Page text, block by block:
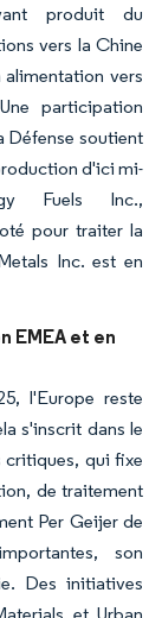
produit du
vers la Chine
vers
participation
Défense soutient
d'ici mi-
Fuels Inc.,
pour traiter la
Inc. est en
EMEA et en
l'Europe reste
s'inscrit dans le
critiques, qui fixe
de traitement
Per Geijer de
son
Des initiatives